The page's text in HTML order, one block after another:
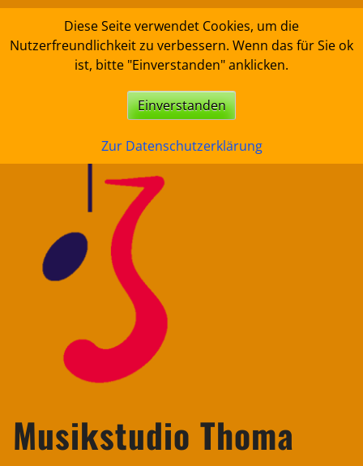
to
Musikstudio Thoma
Diese Seite verwendet Cookies, um die
Nutzerfreundlichkeit zu verbessern. Wenn das für Sie ok
ist, bitte "Einverstanden" anklicken.
Einverstanden
Zur Datenschutzerklärung